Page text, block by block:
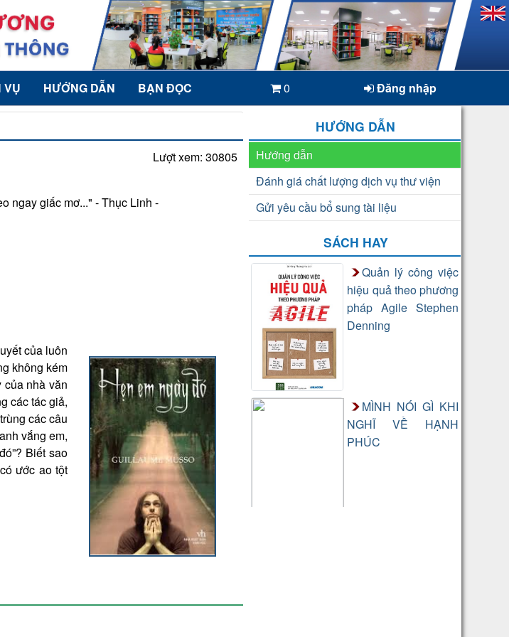
VỤ HƯỚNG DẪN BẠN ĐỌC 0 Đăng nhập
Lượt xem: 30805
ngay giấc mơ..." - Thục Linh -
của luôn
không kém
của nhà văn
các tác giả,
các câu
vắng em,
Biết sao
ước ao tột
HƯỚNG DẪN
Hướng dẫn
Đánh giá chất lượng dịch vụ thư viện
Gửi yêu cầu bổ sung tài liệu
SÁCH HAY
Quản lý công việc
hiệu quả theo phương
pháp Agile Stephen
Denning
MÌNH NÓI GÌ KHI
NGHĨ VỀ HẠNH
PHÚC